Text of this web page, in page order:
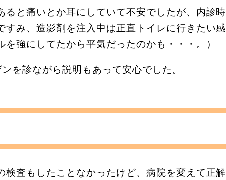
と痛いとか耳にしていて不安でしたが、内診時
み、造影剤を注入中は正直トイレに行きたい感
強にしてたから平気だったのかも・・・。）
を診ながら説明もあって安心でした。
査もしたことなかったけど、病院を変えて正解